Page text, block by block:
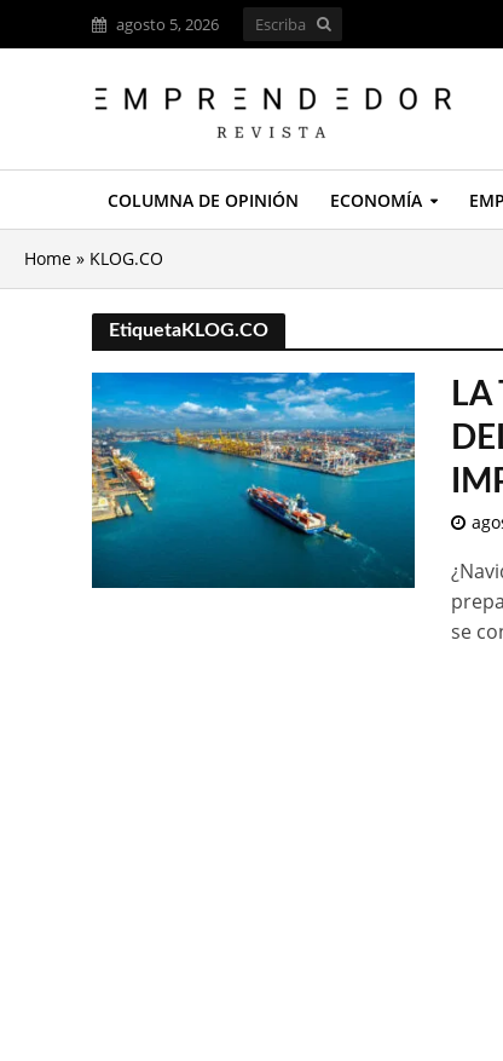
agosto 5, 2026
COLUMNA DE OPINIÓN ECONOMÍA
Home » KLOG.CO
EtiquetaKLOG.CO
se